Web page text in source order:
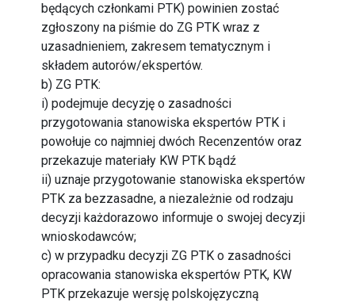
będących członkami PTK) powinien zostać
zgłoszony na piśmie do ZG PTK wraz z
uzasadnieniem, zakresem tematycznym i
składem autorów/ekspertów.
b) ZG PTK:
i) podejmuje decyzję o zasadności
przygotowania stanowiska ekspertów PTK i
powołuje co najmniej dwóch Recenzentów oraz
przekazuje materiały KW PTK bądź
ii) uznaje przygotowanie stanowiska ekspertów
PTK za bezzasadne, a niezależnie od rodzaju
decyzji każdorazowo informuje o swojej decyzji
wnioskodawców;
c) w przypadku decyzji ZG PTK o zasadności
opracowania stanowiska ekspertów PTK, KW
PTK przekazuje wersję polskojęzyczną